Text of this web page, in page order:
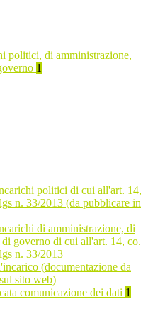
politici, di amministrazione,
1
politici di cui all'art. 14,
n. 33/2013 (da pubblicare in
di amministrazione, di
governo di cui all'art. 14, co.
n. 33/2013
(documentazione da
sito web)
comunicazione dei dati 1